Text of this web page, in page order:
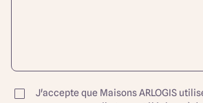
J'accepte que Maisons ARLOGIS